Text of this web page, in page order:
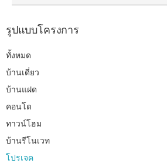
รูปแบบโครงการ
ทั้งหมด
บ้านเดี่ยว
บ้านแฝด
คอนโด
ทาวน์โฮม
บ้านรีโนเวท
โปรเจค